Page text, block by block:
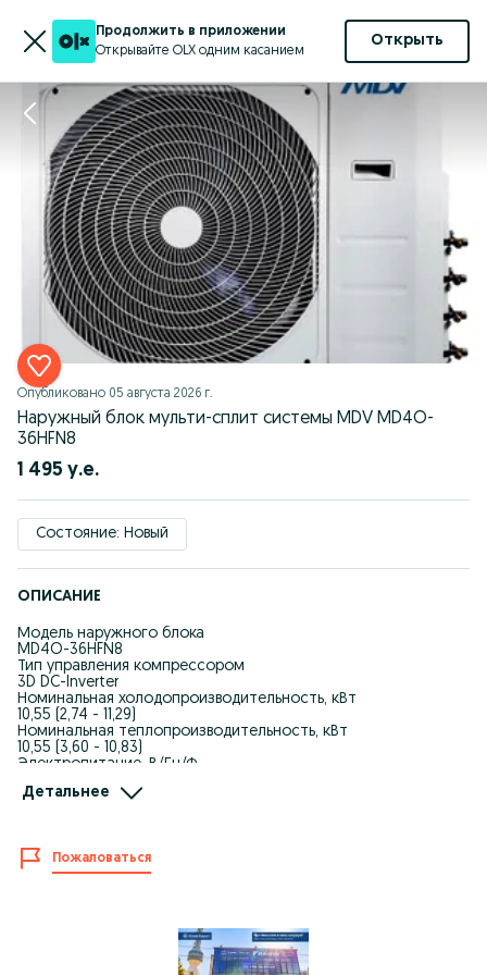
Продолжить в приложении
Открывайте OLX одним касанием
Открыть
Опубликовано 05 августа 2026 г.
Наружный блок мульти-сплит системы MDV MD4O-
36HFN8
1 495 у.е.
Состояние: Новый
ОПИСАНИЕ
Модель наружного блока
MD4O-36HFN8
Тип управления компрессором
3D DC-Inverter
Номинальная холодопроизводительность, кВт
10,55 (2,74 - 11,29)
Номинальная теплопроизводительность, кВт
10,55 (3,60 - 10,83)
Электропитание, В/Гц/Ф
Номинальная потребляемая мощность (охлаждение), кВт
6,50
Класс энергоэффективности (охлаждение)
Номинальная потребляемая мощность (нагрев), кВт
SCOP (усредненный, Tbiv= -7°C), Вт/Вт
Детальнее
Пожаловаться